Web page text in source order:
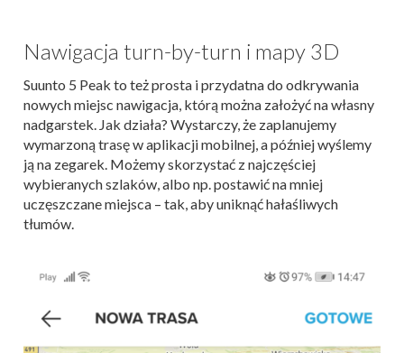
Nawigacja turn-by-turn i mapy 3D
Suunto 5 Peak to też prosta i przydatna do odkrywania
nowych miejsc nawigacja, którą można założyć na własny
nadgarstek. Jak działa? Wystarczy, że zaplanujemy
wymarzoną trasę w aplikacji mobilnej, a później wyślemy
ją na zegarek. Możemy skorzystać z najczęściej
wybieranych szlaków, albo np. postawić na mniej
uczęszczane miejsca – tak, aby uniknąć hałaśliwych
tłumów.